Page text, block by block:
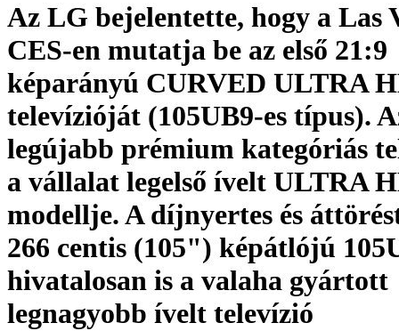
Az LG bejelentette, hogy a Las
CES-en mutatja be az első 21:9
képarányú CURVED ULTRA
televízióját (105UB9-es típus).
legújabb prémium kategóriás
a vállalat legelső ívelt ULTRA
modellje. A díjnyertes és
266 centis (105") képátlójú
hivatalosan is a valaha gyártott
legnagyobb ívelt televízió